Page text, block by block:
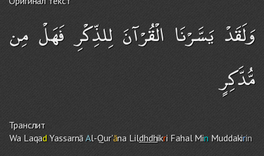
وَلَقَدْ يَسَّرْنَا الْقُرْآنَ لِلذِّكْرِ فَهَلْ مِن
مُّدَّكِرٍ
Транслит
Wa Laqad YassarnāAl-Qur'āna Lildhdhikri Fahal Min Muddakirin